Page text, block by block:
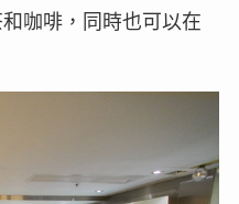
咖啡，同時也可以在